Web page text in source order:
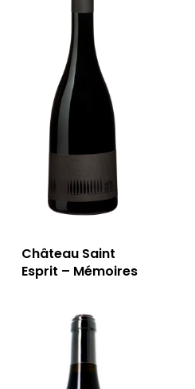
Château Saint
Esprit – Mémoires
LA CAVE
LA CAVE
LA TABLE